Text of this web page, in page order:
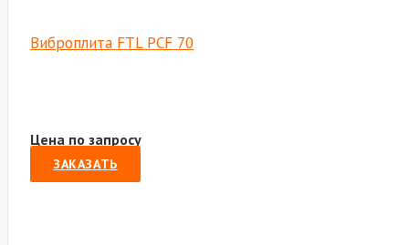
Виброплита FTL PCF 70
Цена по запросу
ЗАКАЗАТЬ